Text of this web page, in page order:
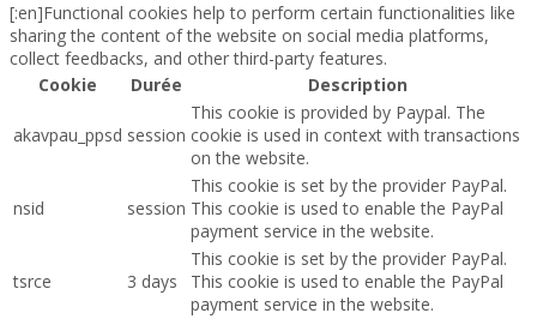
[:en]Functional cookies help to perform certain functionalities like
sharing the content of the website on social media platforms,
collect feedbacks, and other third-party features.
Cookie
Durée Description
akavpau_ppsd session
This cookie is provided by Paypal. The
cookie is used in context with transactions
on the website.
nsid session
This cookie is set by the provider PayPal.
This cookie is used to enable the PayPal
payment service in the website.
tsrce 3 days
This cookie is set by the provider PayPal.
This cookie is used to enable the PayPal
payment service in the website.